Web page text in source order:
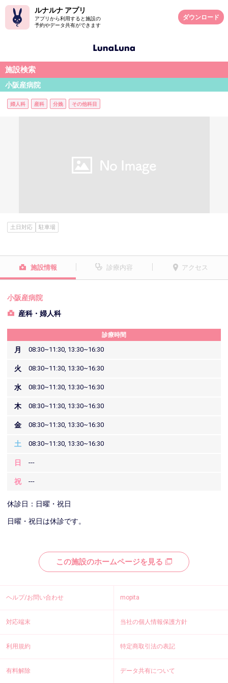
ルナルナ アプリ
アプリから利用すると施設の
予約やデータ共有ができます
ダウンロード
施設検索
小阪産病院
婦人科 産科 分娩 その他科目
土日対応 駐車場
施設情報 診療内容 アクセス
小阪産病院
産科・婦人科
診療時間
月 08:30~11:30, 13:30~16:30
火 08:30~11:30, 13:30~16:30
水 08:30~11:30, 13:30~16:30
木 08:30~11:30, 13:30~16:30
金 08:30~11:30, 13:30~16:30
土 08:30~11:30, 13:30~16:30
日 ---
祝 ---
休診日：日曜・祝日
日曜・祝日は休診です。
この施設のホームページを見る
ヘルプ/お問い合わせ mopita
対応端末 当社の個人情報保護方針
利用規約 特定商取引法の表記
有料解除 データ共有について